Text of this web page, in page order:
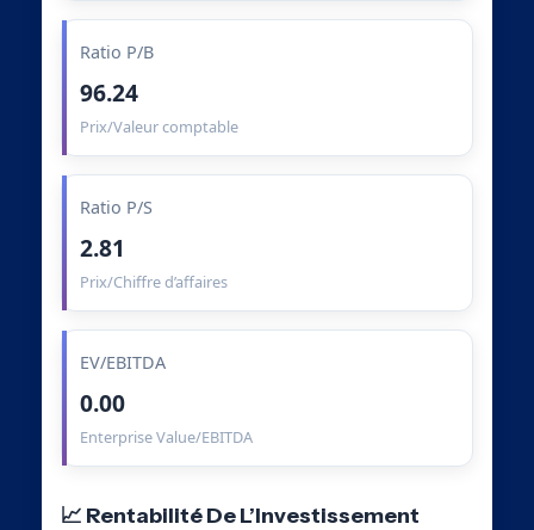
Ratio P/B
96.24
Prix/Valeur comptable
Ratio P/S
2.81
Prix/Chiffre d’affaires
EV/EBITDA
0.00
Enterprise Value/EBITDA
📈 Rentabilité De L’Investissement